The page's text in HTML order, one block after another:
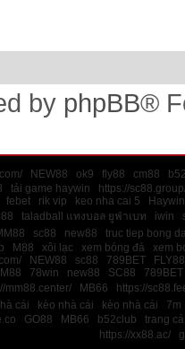
by phpBB®
NEW88 ok9 fly88 cm88
tải game haywin
https://
febet rik vip keo nha cai 5
Haywin
taladball แทงบอล ยูฟ่าเบท iwin
sc88 new88
truc tiep bong
M88 xôi lạc xem bóng đá
xem
NEW88 sc88 789BET
FLY88
78win new88 SC88
789BET
mm88.center/ MB66
https://
cái kèo nhà cái kèo nhà cái
7m
GO88 MB66 b52club
trang
https://xx88.ac/